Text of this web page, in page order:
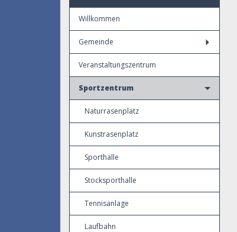
Willkommen
Gemeinde
Veranstaltungszentrum
Sportzentrum
Naturrasenplatz
Kunstrasenplatz
Sporthalle
Stocksporthalle
Tennisanlage
Laufbahn